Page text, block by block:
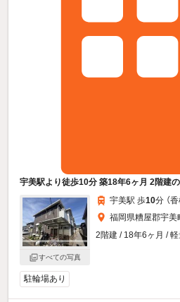
宇美駅より徒歩10分 築18年6ヶ月 2階建
すべての写真
宇美駅 歩10分 （香
福岡県糟屋郡宇美
2階建 / 18年6ヶ月 /
駐輪場あり